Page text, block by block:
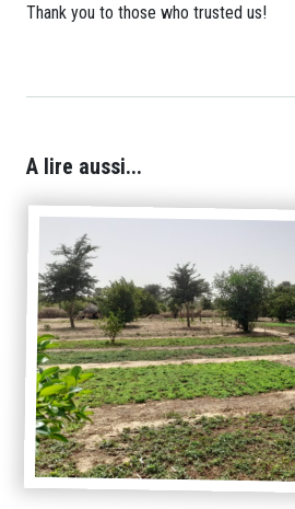
Thank you to those who trusted us!
A lire aussi...